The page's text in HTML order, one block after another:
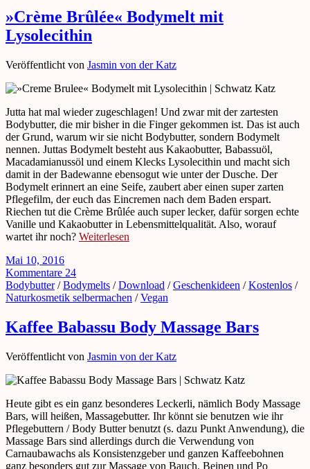
»Crème Brûlée« Bodymelt mit
Lysolecithin
Veröffentlicht von Jasmin von der Katz
Jutta hat mal wieder zugeschlagen! Und zwar mit der zartesten
Bodybutter, die mir bisher in die Finger gekommen ist. Das ist auch
der Grund, warum wir sie nicht Bodybutter, sondern Bodymelt
nennen. Juttas Bodymelt besteht aus Kakaobutter, Babassuöl,
Macadamianussöl und einem Klecks Lysolecithin und macht sich
damit in der Badewanne ebensogut wie unter der Dusche. Der
Bodymelt erinnert an eine Seife, zaubert aber einen super zarten
Pflegefilm, der euch das Eincremen nach dem Baden erspart.
Riechen tut die Crème Brûlée auch super lecker, dafür sorgen echte
Vanille und Kakaobutter in Lebensmittelqualität. Also, worauf
wartet ihr noch? Weiterlesen
Mai 10, 2016
Kommentare 24
Bodybutter/Bodymelts /Download /Geschenkideen /Kostenlos /
Naturkosmetik selbermachen /Vegan
Kaffee Babassu Body Massage Bars
Veröffentlicht von Jasmin von der Katz
Heute gibt es ein ganz besonderes Leckerli, nämlich Body Massage
Bars, will heißen, Massagebutter. Ihr könnt sie benutzen wie ihr
Pflegebuttern / Body Butter benutzt (s. dazu Punkt Anwendung), die
Massage Bars sind allerdings durch die Verwendung von
Carnaubawachs als Konsistenzgeber und ganzen Kaffeebohnen
ganz besonders gut zur Massage von Bauch, Beinen und Po